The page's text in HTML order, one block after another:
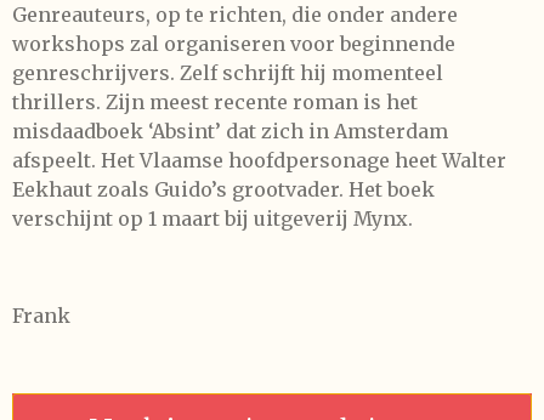
Genreauteurs, op te richten, die onder andere
workshops zal organiseren voor beginnende
genreschrijvers. Zelf schrijft hij momenteel
thrillers. Zijn meest recente roman is het
misdaadboek ‘Absint’ dat zich in Amsterdam
afspeelt. Het Vlaamse hoofdpersonage heet Walter
Eekhaut zoals Guido’s grootvader. Het boek
verschijnt op 1 maart bij uitgeverij Mynx.
Frank